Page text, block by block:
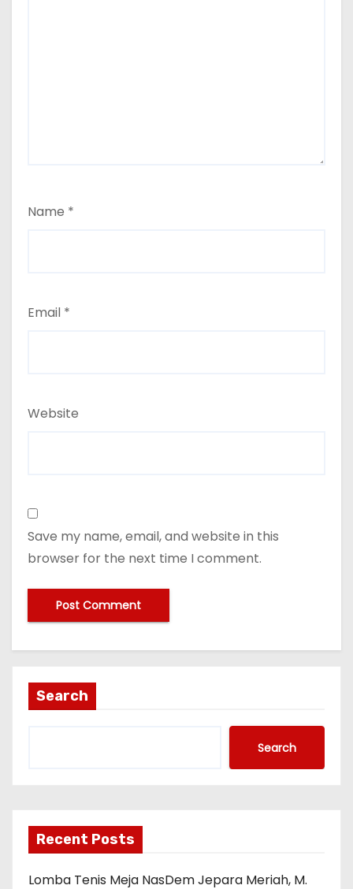
Name *
Email *
Website
Save my name, email, and website in this
browser for the next time I comment.
Search
Search
Recent Posts
Lomba Tenis Meja NasDem Jepara Meriah, M.